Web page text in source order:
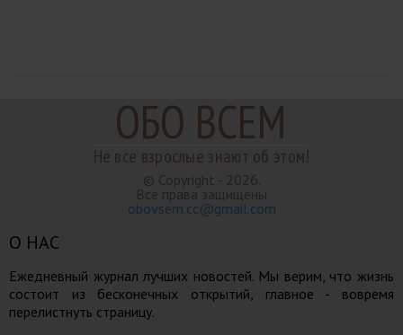
ОБО ВСЕМ
Не все взрослые знают об этом!
© Copyright - 2026.
Все права защищены
obovsem.cc@gmail.com
О НАС
Ежедневный журнал лучших новостей. Мы верим, что жизнь
состоит из бесконечных открытий, главное - вовремя
перелистнуть страницу.